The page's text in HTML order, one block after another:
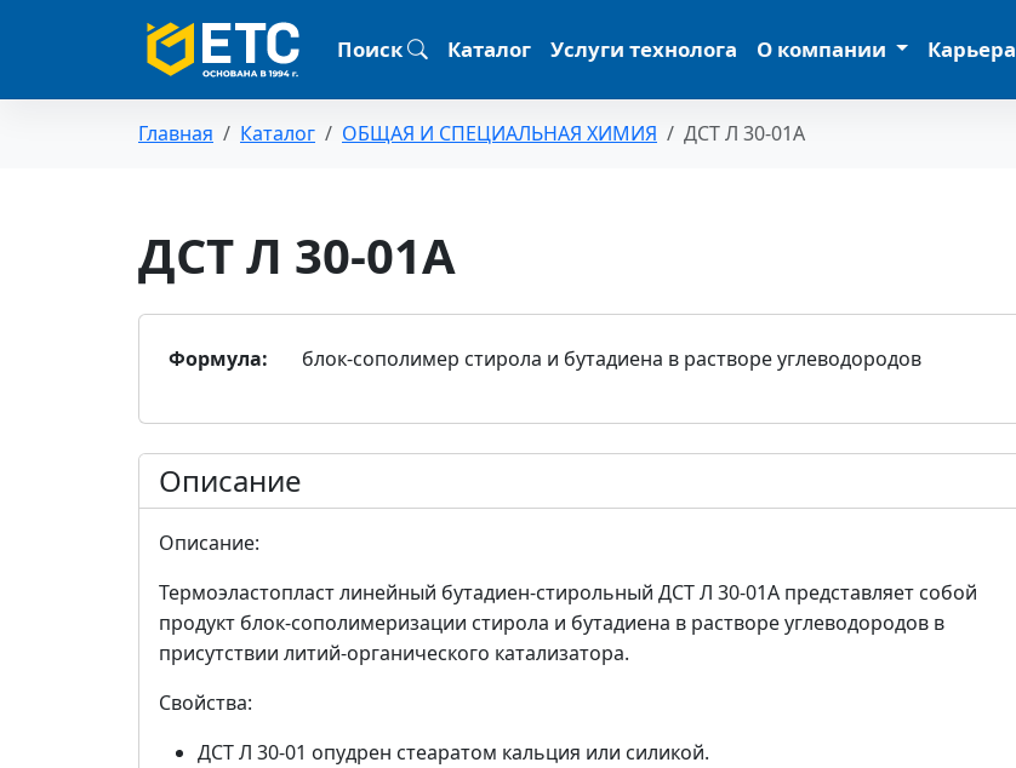
Поиск Каталог Услуги технолога О компании Карьера
Главная Каталог ОБЩАЯ И СПЕЦИАЛЬНАЯ ХИМИЯ ДСТ Л 30-01А
ДСТ Л 30-01А
Формула: блок-сополимер стирола и бутадиена в растворе углеводородов
Описание
Описание:
Термоэластопласт линейный бутадиен-стирольный ДСТ Л 30-01А представляет собой
продукт блок-сополимеризации стирола и бутадиена в растворе углеводородов в
присутствии литий-органического катализатора.
Свойства:
ДСТ Л 30-01 опудрен стеаратом кальция или силикой.